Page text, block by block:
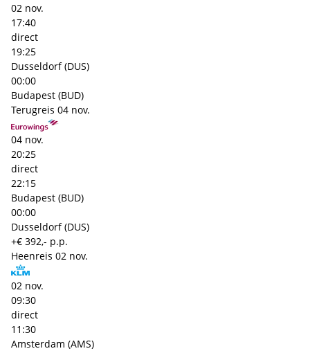
02 nov.
17:40
direct
19:25
Dusseldorf (DUS)
00:00
Budapest (BUD)
Terugreis 04 nov.
04 nov.
20:25
direct
22:15
Budapest (BUD)
00:00
Dusseldorf (DUS)
+€ 392,- p.p.
Heenreis 02 nov.
02 nov.
09:30
direct
11:30
Amsterdam (AMS)